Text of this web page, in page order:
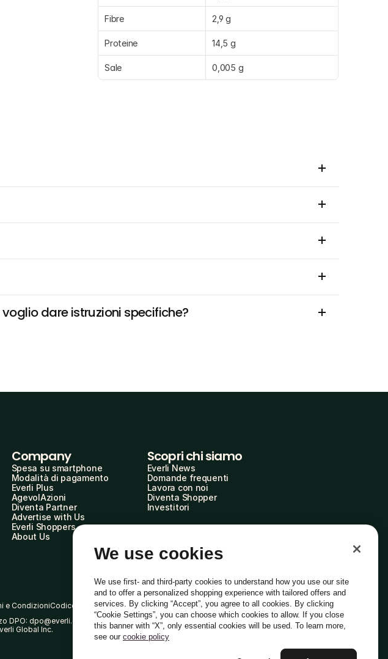
Fibre 2,9 g
Proteine 14,5 g
Sale 0,005 g
dare istruzioni specifiche?
Company
Spesa su smartphone
Modalità di pagamento
Everli Plus
AgevolAzioni
Diventa Partner
Advertise with Us
Everli Shoppers
About Us
Scopri chi siamo
Everli News
Domande frequenti
Lavora con noi
Diventa Shopper
Investitori
e CondizioniCodice Etico
DPO: dpo@everli.com
Global Inc.
Italiano
We use cookies
We use first- and third-party cookies to understand how you use our site
and to offer a personalized shopping experience with tailored offers and
services. By clicking “Accept”, you agree to all cookies. By clicking
“Cookie Settings”, you can choose which cookies to allow. If you close
this banner with “X”, only essential cookies will be used. To learn more,
see our cookie policy